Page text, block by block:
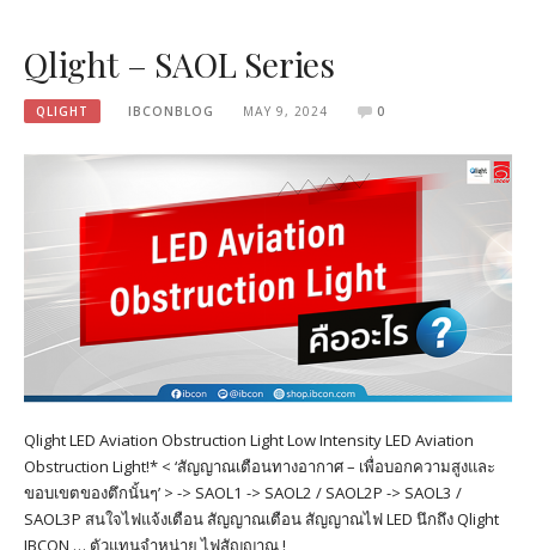
Qlight – SAOL Series
QLIGHT IBCONBLOG MAY 9, 2024 0
Qlight LED Aviation Obstruction Light Low Intensity LED Aviation
Obstruction Light!* < ‘สัญญาณเตือนทางอากาศ – เพื่อบอกความสูงและ
ขอบเขตของตึกนั้นๆ’ > -> SAOL1 -> SAOL2 / SAOL2P -> SAOL3 /
SAOL3P สนใจไฟแจ้งเตือน สัญญาณเตือน สัญญาณไฟ LED นึกถึง Qlight
IBCON … ตัวแทนจำหน่าย ไฟสัญญาณ !